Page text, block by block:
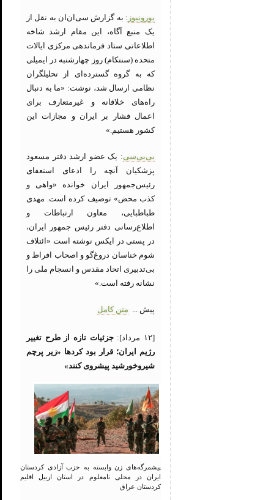
یورونیوز : به گزارش سی‌ان‌ان به نقل از
یک منبع آگاه، این مقام ارشد شاخه
اطلاعاتی ستاد فرماندهی مرکزی ایالات
متحده (سنتکام) روز چهارشنبه در ایمیلی
که به گروه گسترده‌ای از تحلیلگران
نظامی ارسال شد، نوشت: «ما به دنبال
راه‌های خلاقانه و غیرمتعارف برای
اعمال فشار بر ایران و مجازات این
کشور هستیم.»
بی‌بی‌سی: یک عضو ارشد دفتر مسعود
پزشکیان آنچه را ادعای استعفای
رئیس‌جمهور ایران خوانده «واهی و
کذب محض» توصیف کرده است. مهدی
طباطبایی، معاون ارتباطات و
اطلاع‌رسانی دفتر رئیس جمهور ایران،
در پستی در ایکس نوشته است «ائتلاف
شوم خناسان دروغ‌گو و اصحاب افراط و
بی‌تدبیری اتحاد مقدس و انسجام ملی را
نشانه رفته است.»
پیش ... متن کامل
[۱۲ مرداد]:
جزئیات تازه از طرح تغییر
رژیم ایران؛ قرار بود کردها «زیر پرچم
شیروخورشید پیشروی کنند»
پیشمرگه‌های زن وابسته به حزب آزادی کردستان
ایران در محلی نامعلوم در استان اربیل اقلیم
کردستان عراق